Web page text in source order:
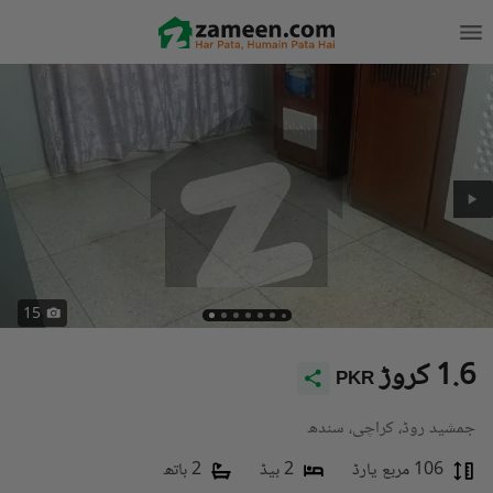
15
PKR 1.6 کروڑ
جمشید روڈ، کراچی، سندھ
106 مربع یارڈ
2 بیڈ 2 باتھ